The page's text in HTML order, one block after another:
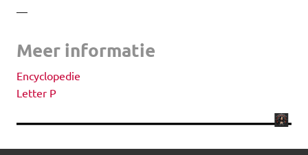
—
Meer informatie
Encyclopedie
Letter P